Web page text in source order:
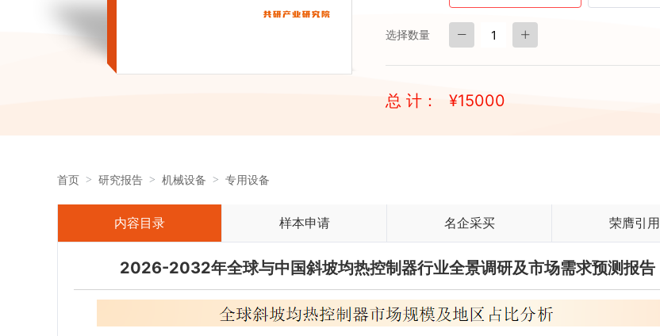
选择数量
总 计： ¥15000
首页 研究报告 机械设备 专用设备
内容目录 样本申请 名企采买 荣膺引用
2026-2032年全球与中国斜坡均热控制器行业全景调研及市场需求预测报告